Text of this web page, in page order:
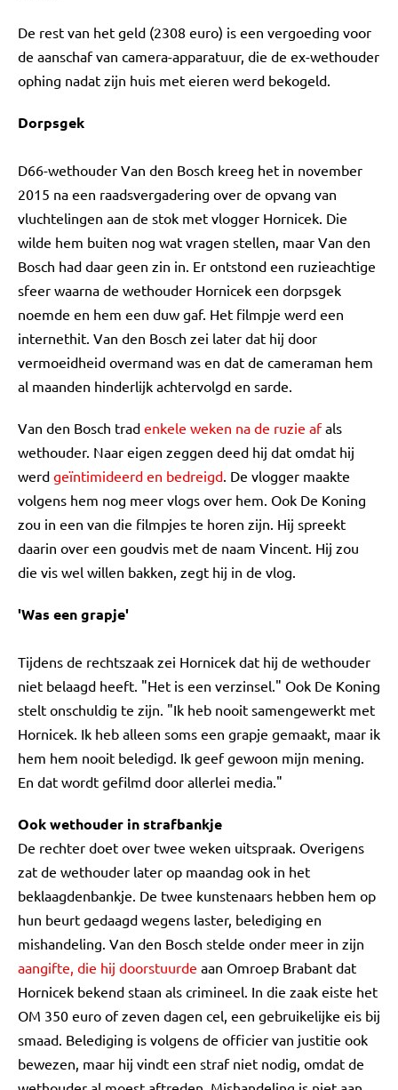
De rest van het geld (2308 euro) is een vergoeding voor
de aanschaf van camera-apparatuur, die de ex-wethouder
ophing nadat zijn huis met eieren werd bekogeld.
Dorpsgek
D66-wethouder Van den Bosch kreeg het in november
2015 na een raadsvergadering over de opvang van
vluchtelingen aan de stok met vlogger Hornicek. Die
wilde hem buiten nog wat vragen stellen, maar Van den
Bosch had daar geen zin in. Er ontstond een ruzieachtige
sfeer waarna de wethouder Hornicek een dorpsgek
noemde en hem een duw gaf. Het filmpje werd een
internethit. Van den Bosch zei later dat hij door
vermoeidheid overmand was en dat de cameraman hem
al maanden hinderlijk achtervolgd en sarde.
Van den Bosch trad enkele weken na de ruzie afals
wethouder. Naar eigen zeggen deed hij dat omdat hij
werd geïntimideerd en bedreigd. De vlogger maakte
volgens hem nog meer vlogs over hem. Ook De Koning
zou in een van die filmpjes te horen zijn. Hij spreekt
daarin over een goudvis met de naam Vincent. Hij zou
die vis wel willen bakken, zegt hij in de vlog.
'Was een grapje'
Tijdens de rechtszaak zei Hornicek dat hij de wethouder
niet belaagd heeft. "Het is een verzinsel." Ook De Koning
stelt onschuldig te zijn. "Ik heb nooit samengewerkt met
Hornicek. Ik heb alleen soms een grapje gemaakt, maar ik
hem hem nooit beledigd. Ik geef gewoon mijn mening.
En dat wordt gefilmd door allerlei media."
Ook wethouder in strafbankje
De rechter doet over twee weken uitspraak. Overigens
zat de wethouder later op maandag ook in het
beklaagdenbankje. De twee kunstenaars hebben hem op
hun beurt gedaagd wegens laster, belediging en
mishandeling. Van den Bosch stelde onder meer in zijn
aangifte, die hij doorstuurde aan Omroep Brabant dat
Hornicek bekend staan als crimineel. In die zaak eiste het
OM 350 euro of zeven dagen cel, een gebruikelijke eis bij
smaad. Belediging is volgens de officier van justitie ook
bewezen, maar hij vindt een straf niet nodig, omdat de